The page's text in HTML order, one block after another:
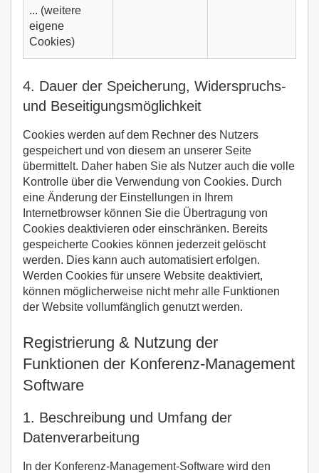
... (weitere
eigene
Cookies)
4. Dauer der Speicherung, Widerspruchs-
und Beseitigungsmöglichkeit
Cookies werden auf dem Rechner des Nutzers
gespeichert und von diesem an unserer Seite
übermittelt. Daher haben Sie als Nutzer auch die volle
Kontrolle über die Verwendung von Cookies. Durch
eine Änderung der Einstellungen in Ihrem
Internetbrowser können Sie die Übertragung von
Cookies deaktivieren oder einschränken. Bereits
gespeicherte Cookies können jederzeit gelöscht
werden. Dies kann auch automatisiert erfolgen.
Werden Cookies für unsere Website deaktiviert,
können möglicherweise nicht mehr alle Funktionen
der Website vollumfänglich genutzt werden.
Registrierung & Nutzung der
Funktionen der Konferenz-Management
Software
1. Beschreibung und Umfang der
Datenverarbeitung
In der Konferenz-Management-Software wird den